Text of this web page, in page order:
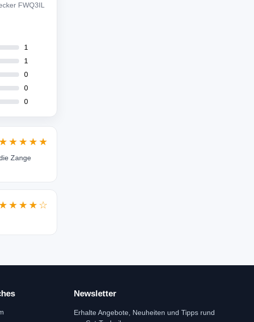
FWQ3IL
1
1
0
0
0
Zange
Newsletter
Erhalte Angebote, Neuheiten und Tipps rund